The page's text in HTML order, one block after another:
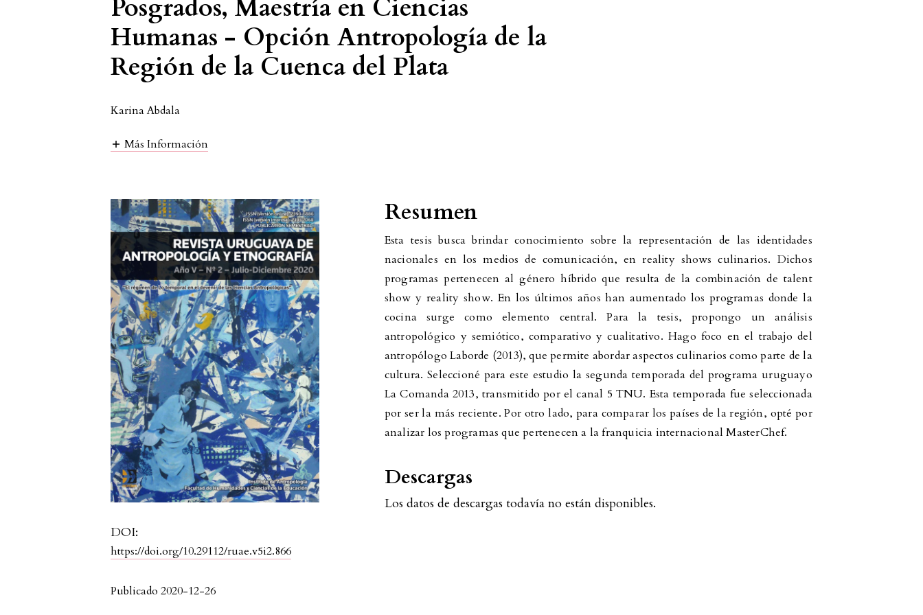
Posgrados, Maestría en Ciencias
Humanas - Opción Antropología de la
Región de la Cuenca del Plata
Karina Abdala
Más Información
DOI:
https://doi.org/10.29112/ruae.v5i2.866
Publicado 2020-12-26
Resumen
Esta tesis busca brindar conocimiento sobre la representación de las identidades
nacionales en los medios de comunicación, en reality shows culinarios. Dichos
programas pertenecen al género híbrido que resulta de la combinación de talent
show y reality show. En los últimos años han aumentado los programas donde la
cocina surge como elemento central. Para la tesis, propongo un análisis
antropológico y semiótico, comparativo y cualitativo. Hago foco en el trabajo del
antropólogo Laborde (2013), que permite abordar aspectos culinarios como parte de la
cultura. Seleccioné para este estudio la segunda temporada del programa uruguayo
La Comanda 2013, transmitido por el canal 5 TNU. Esta temporada fue seleccionada
por ser la más reciente. Por otro lado, para comparar los países de la región, opté por
analizar los programas que pertenecen a la franquicia internacional MasterChef.
Descargas
Los datos de descargas todavía no están disponibles.